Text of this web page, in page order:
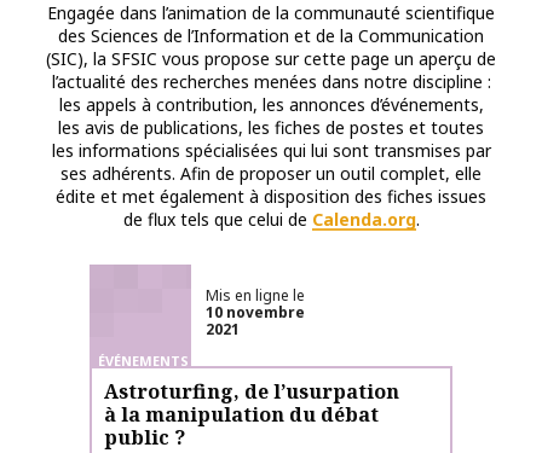
Engagée dans l’animation de la communauté scientifique
des Sciences de l’Information et de la Communication
(SIC), la SFSIC vous propose sur cette page un aperçu de
l’actualité des recherches menées dans notre discipline :
les appels à contribution, les annonces d’événements,
les avis de publications, les fiches de postes et toutes
les informations spécialisées qui lui sont transmises par
ses adhérents. Afin de proposer un outil complet, elle
édite et met également à disposition des fiches issues
de flux tels que celui de Calenda.org.
ÉVÉNEMENTS
Mis en ligne le
10 novembre
2021
Astroturfing, de l’usurpation
à la manipulation du débat
public ?